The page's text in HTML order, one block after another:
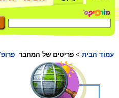
עמוד הבית > פריטים של המחבר